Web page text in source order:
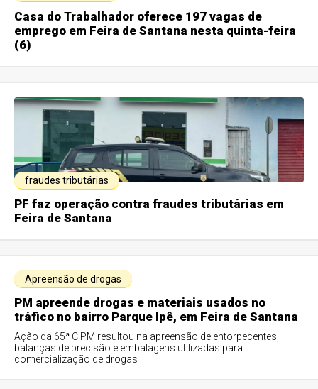
Casa do Trabalhador oferece 197 vagas de
emprego em Feira de Santana nesta quinta-feira
(6)
fraudes tributárias
PF faz operação contra fraudes tributárias em
Feira de Santana
Apreensão de drogas
PM apreende drogas e materiais usados no
tráfico no bairro Parque Ipê, em Feira de Santana
Ação da 65ª CIPM resultou na apreensão de entorpecentes,
balanças de precisão e embalagens utilizadas para
comercialização de drogas